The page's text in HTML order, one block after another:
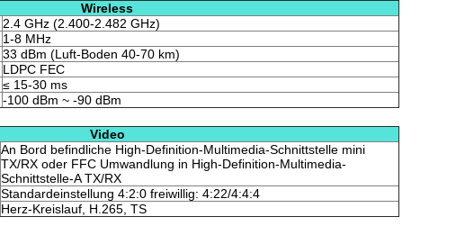
Wireless
2.4 GHz (2.400-2.482 GHz)
1-8 MHz
33 dBm (Luft-Boden 40-70 km)
LDPC FEC
≤ 15-30 ms
-100 dBm ~ -90 dBm
Video
An Bord befindliche High-Definition-Multimedia-Schnittstelle mini
TX/RX oder FFC Umwandlung in High-Definition-Multimedia-
Schnittstelle-A TX/RX
Standardeinstellung 4:2:0 freiwillig: 4:22/4:4:4
Herz-Kreislauf, H.265, TS